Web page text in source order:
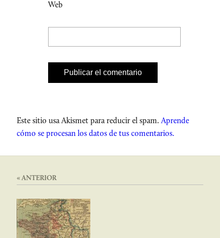
Web
Este sitio usa Akismet para reducir el spam.Aprende
cómo se procesan los datos de tus comentarios.
« ANTERIOR